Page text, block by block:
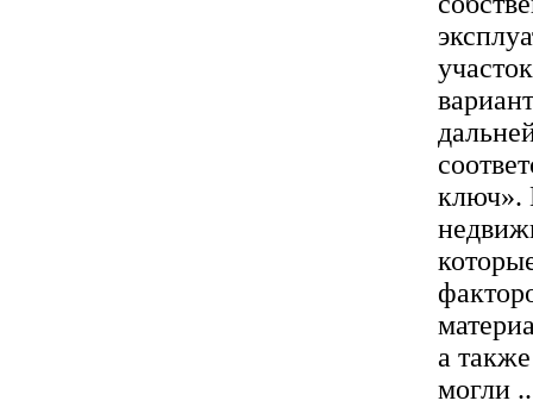
ключ».
а
могли